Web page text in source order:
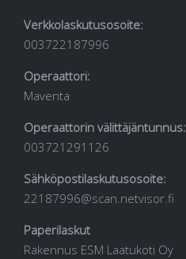
Verkkolaskutusosoite:
003722187996
Operaattori:
Maventa
Operaattorin välittäjäntunnus:
003721291126
Sähköpostilaskutusosoite:
22187996@scan.netvisor.fi
Paperilaskut
Rakennus ESM Laatukoti Oy